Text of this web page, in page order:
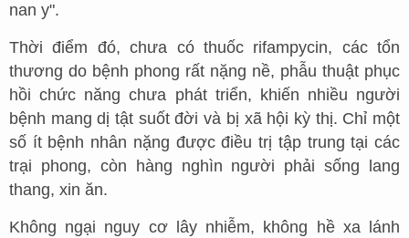
nan y".
Thời điểm đó, chưa có thuốc rifampycin, các tổn
thương do bệnh phong rất nặng nề, phẫu thuật phục
hồi chức năng chưa phát triển, khiến nhiều người
bệnh mang dị tật suốt đời và bị xã hội kỳ thị. Chỉ một
số ít bệnh nhân nặng được điều trị tập trung tại các
trại phong, còn hàng nghìn người phải sống lang
thang, xin ăn.
Không ngại nguy cơ lây nhiễm, không hề xa lánh